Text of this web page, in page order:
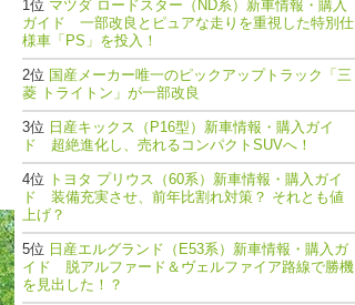
マツダ ロードスター（ND系）新車情報・購入
ガイド 一部改良とピュアな走りを重視した特別仕
様車「PS」を投入！
国産メーカー唯一のピックアップトラック「三
菱 トライトン」が一部改良
日産キックス（P16型）新車情報・購入ガイ
ド 超絶進化し、売れるコンパクトSUVへ！
トヨタ プリウス（60系）新車情報・購入ガイ
ド 装備充実させ、前年比割れ対策？ それとも値
上げ？
日産エルグランド（E53系）新車情報・購入ガ
イド 脱アルファード＆ヴェルファイア路線で勝機
を見出した！？